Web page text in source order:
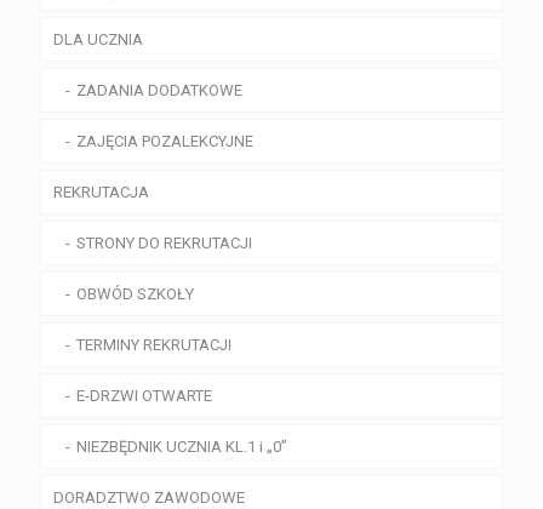
DLA UCZNIA
ZADANIA DODATKOWE
ZAJĘCIA POZALEKCYJNE
REKRUTACJA
STRONY DO REKRUTACJI
OBWÓD SZKOŁY
TERMINY REKRUTACJI
E-DRZWI OTWARTE
NIEZBĘDNIK UCZNIA KL.1 i „0”
DORADZTWO ZAWODOWE